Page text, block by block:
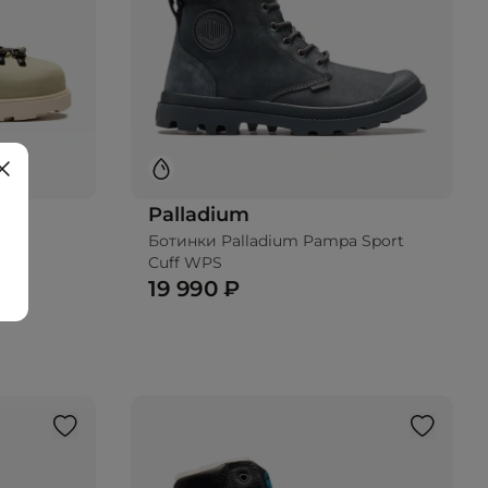
Palladium
Ботинки Palladium Pampa Sport
Cuff WPS
19 990 ₽